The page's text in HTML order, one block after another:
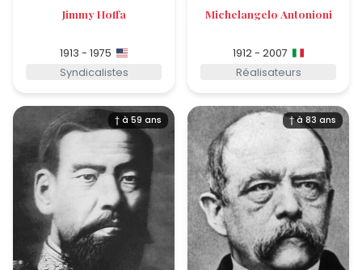
Jimmy Hoffa
1913 - 1975
Syndicalistes
Michelangelo Antonioni
1912 - 2007
Réalisateurs
† à 59 ans † à 83 ans